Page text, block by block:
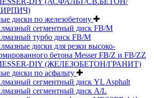
диски по железобетону
сегментный диск FB/M
турбо диск FB/M
диски для резки высоко-
бетона Messer FB/Z и FB/ZZ
DIY (ЖЕЛЕЗОБЕТОН/ГРАНИТ)
диски по асфальту
сегментный диск YL Asphalt
сегментный диск A/L